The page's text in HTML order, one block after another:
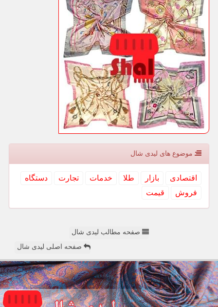
موضوع های لیدی شال
اقتصادی بازار طلا خدمات تجارت
دستگاه
فروش
قیمت
صفحه مطالب لیدی شال
صفحه اصلی لیدی شال